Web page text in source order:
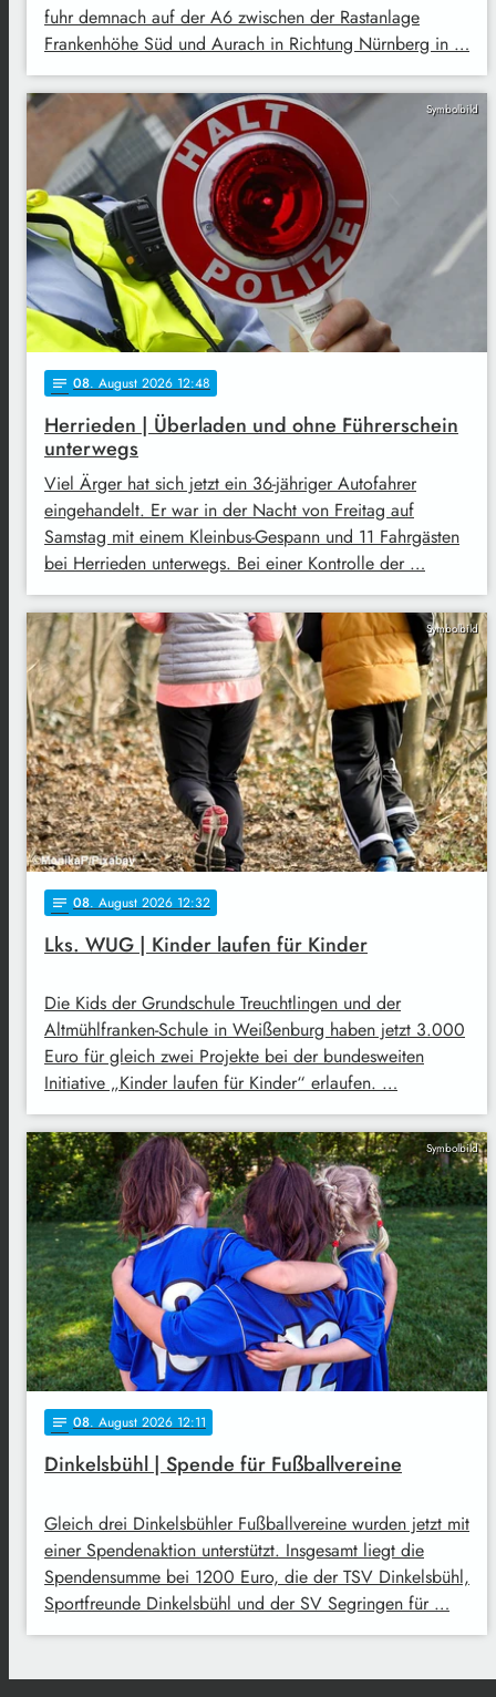
fuhr demnach auf der A6 zwischen der Rastanlage
Frankenhöhe Süd und Aurach in Richtung Nürnberg in …
Symbolbild
notes 08. August 2026 12:48
Herrieden | Überladen und ohne Führerschein
unterwegs
Viel Ärger hat sich jetzt ein 36-jähriger Autofahrer
eingehandelt. Er war in der Nacht von Freitag auf
Samstag mit einem Kleinbus-Gespann und 11 Fahrgästen
bei Herrieden unterwegs. Bei einer Kontrolle der …
Symbolbild
notes 08. August 2026 12:32
Lks. WUG | Kinder laufen für Kinder
Die Kids der Grundschule Treuchtlingen und der
Altmühlfranken-Schule in Weißenburg haben jetzt 3.000
Euro für gleich zwei Projekte bei der bundesweiten
Initiative „Kinder laufen für Kinder“ erlaufen. …
Symbolbild
notes 08. August 2026 12:11
Dinkelsbühl | Spende für Fußballvereine
Gleich drei Dinkelsbühler Fußballvereine wurden jetzt mit
einer Spendenaktion unterstützt. Insgesamt liegt die
Spendensumme bei 1200 Euro, die der TSV Dinkelsbühl,
Sportfreunde Dinkelsbühl und der SV Segringen für …